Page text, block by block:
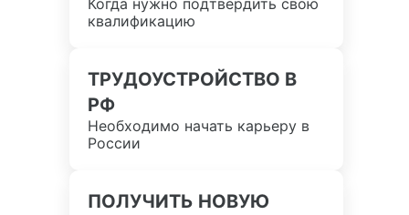
Когда нужно подтвердить свою
квалификацию
ТРУДОУСТРОЙСТВО В
РФ
Необходимо начать карьеру в
России
ПОЛУЧИТЬ НОВУЮ